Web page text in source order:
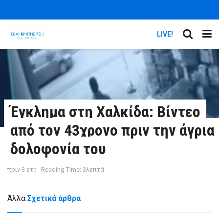
LIVE!
Έγκλημα στη Χαλκίδα: Βίντεο
από τον 43χρονο πριν την άγρια
δολοφονία του
πριν 3 έτη Reading Time: 3λεπτά
Άλλα Σχετικά άρθρα